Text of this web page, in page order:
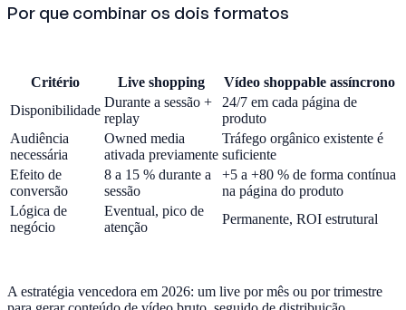
Por que combinar os dois formatos
Critério Live shopping
Vídeo shoppable assíncrono
Disponibilidade
Durante a sessão +
replay
24/7 em cada página de
produto
Audiência
necessária
Owned media
ativada previamente
Tráfego orgânico existente é
suficiente
Efeito de
conversão
8 a 15 % durante a
sessão
+5 a +80 % de forma contínua
na página do produto
Lógica de
negócio
Eventual, pico de
atenção
Permanente, ROI estrutural
A estratégia vencedora em 2026: um live por mês ou por trimestre